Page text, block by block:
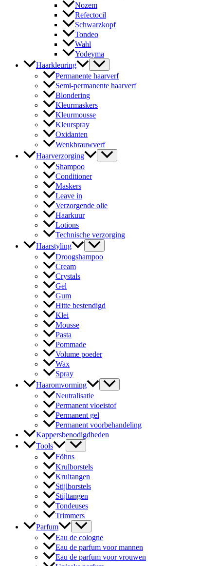
Nozem
Refectocil
Schwarzkopf
Tondeo
Wahl
Yodeyma
Haarkleuring
Permanente haarverf
Semi-permanente haarverf
Blondering
Kleurmaskers
Kleurmousse
Kleurspray
Oxidanten
Wenkbrauwverf
Haarverzorging
Shampoo
Conditioner
Maskers
Leave in
Verzorgende olie
Haarkuur
Lotions
Technische verzorging
Haarstyling
Droogshampoo
Cream
Crystals
Gel
Gum
Hitte bestendigd
Klei
Mousse
Pasta
Pommade
Volume poeder
Wax
Spray
Haaromvorming
Neutralisatie
Permanent vloeistof
Permanent gel
Permanent voorbehandeling
Kappersbenodigdheden
Tools
Föhns
Krulborstels
Krultangen
Stijlborstels
Stijltangen
Tondeuses
Trimmers
Parfum
Eau de cologne
Eau de parfum voor mannen
Eau de parfum voor vrouwen